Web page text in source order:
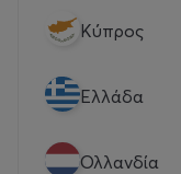
Κύπρος
Eλλάδα
Ολλανδία